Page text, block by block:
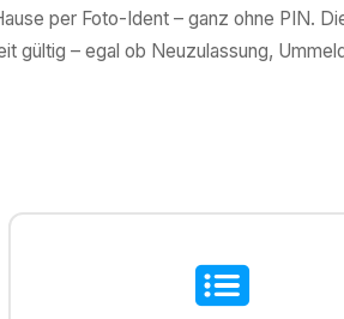
per Foto-Ident – ganz ohne PIN.
gültig – egal ob Neuzulassung,